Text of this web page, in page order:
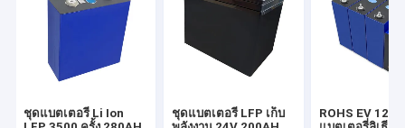
ชุดแบตเตอรี่ Li Ion
ชุดแบตเตอรี่ LFP เก็บ
ROHS EV 12v